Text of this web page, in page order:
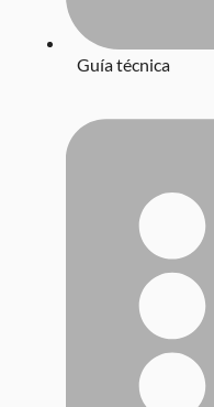
Guía técnica